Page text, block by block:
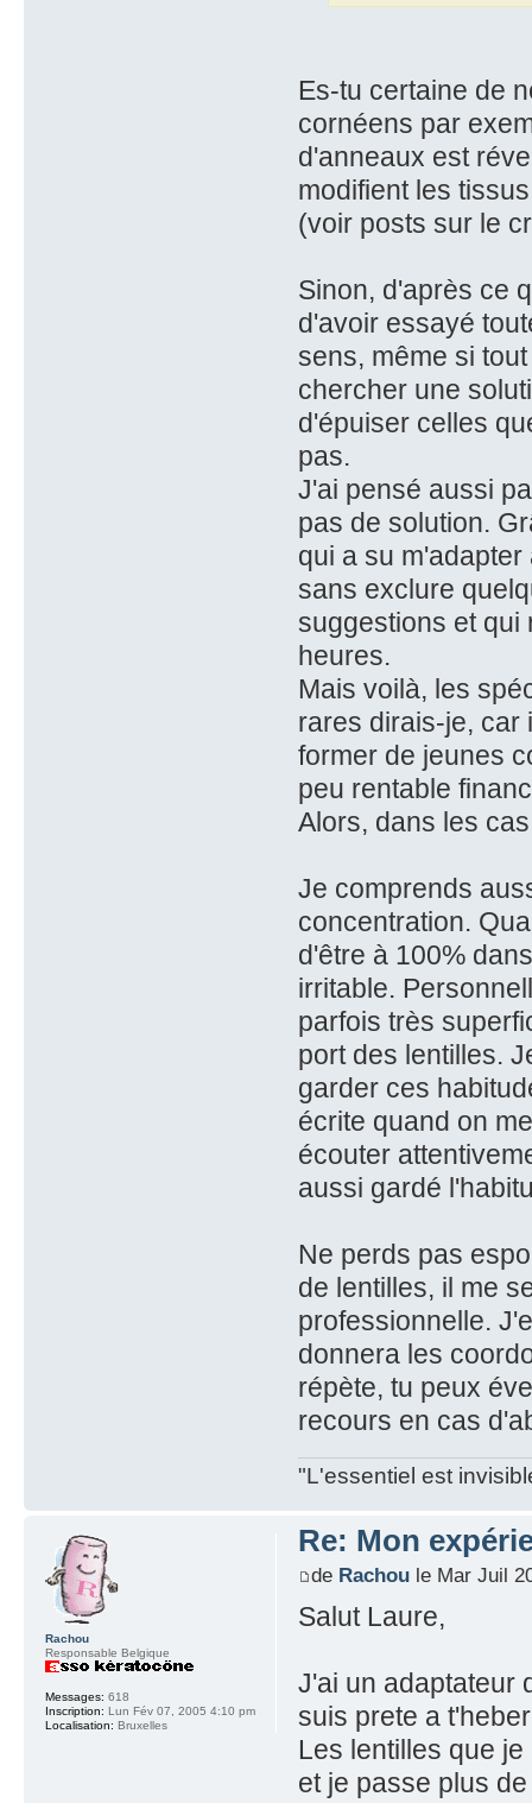
Es-tu certaine de
cornéens par
d'anneaux est
modifient les
(voir posts sur le
Sinon, d'après ce
d'avoir essayé
sens, même si
chercher une
d'épuiser celles
pas.
J'ai pensé aussi
pas de solution.
qui a su
sans exclure
suggestions et qui
heures.
Mais voilà, les
rares dirais-je, car
former de jeunes
peu rentable
Alors, dans les
Je comprends
concentration.
d'être à 100%
irritable.
parfois très
port des lentilles.
garder ces
écrite quand on
écouter
aussi gardé
Ne perds pas
de lentilles, il me
professionnelle.
donnera les
répète, tu peux
recours en cas
"L'essentiel est
Re: Mon
de Rachoule Mar Juil
Salut Laure,
J'ai un adaptateur
suis prete a
Les lentilles que
et je passe plus
Rachou
Responsable Belgique
Messages: 618
Inscription: Lun Fév 07, 2005 4:10 pm
Localisation: Bruxelles